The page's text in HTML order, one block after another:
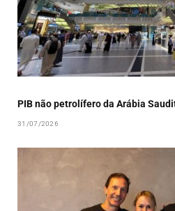
PIB não petrolífero da Arábia
31/07/2026